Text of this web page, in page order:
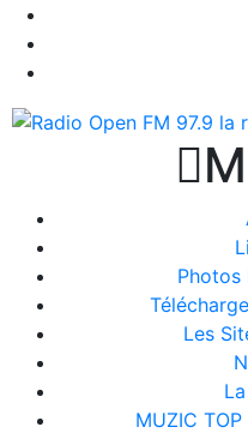

Photos
Les
MUZIC